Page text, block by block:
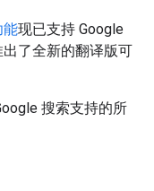
能现已支持 Google
了全新的翻译版可
搜索支持的所